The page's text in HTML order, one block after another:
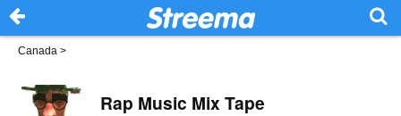
Canada >
Rap Music Mix Tape